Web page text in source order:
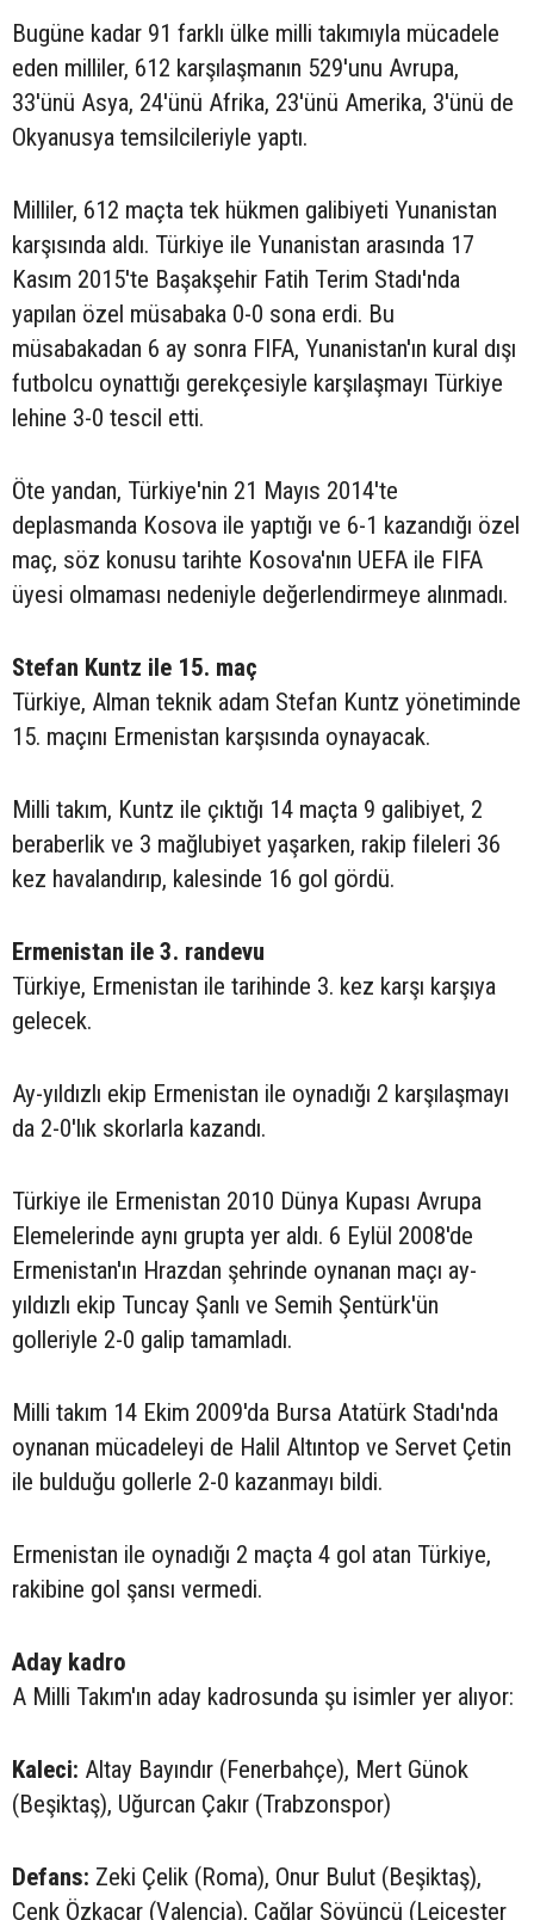
Bugüne kadar 91 farklı ülke milli takımıyla mücadele
eden milliler, 612 karşılaşmanın 529'unu Avrupa,
33'ünü Asya, 24'ünü Afrika, 23'ünü Amerika, 3'ünü de
Okyanusya temsilcileriyle yaptı.
Milliler, 612 maçta tek hükmen galibiyeti Yunanistan
karşısında aldı. Türkiye ile Yunanistan arasında 17
Kasım 2015'te Başakşehir Fatih Terim Stadı'nda
yapılan özel müsabaka 0-0 sona erdi. Bu
müsabakadan 6 ay sonra FIFA, Yunanistan'ın kural dışı
futbolcu oynattığı gerekçesiyle karşılaşmayı Türkiye
lehine 3-0 tescil etti.
Öte yandan, Türkiye'nin 21 Mayıs 2014'te
deplasmanda Kosova ile yaptığı ve 6-1 kazandığı özel
maç, söz konusu tarihte Kosova'nın UEFA ile FIFA
üyesi olmaması nedeniyle değerlendirmeye alınmadı.
Stefan Kuntz ile 15. maç
Türkiye, Alman teknik adam Stefan Kuntz yönetiminde
15. maçını Ermenistan karşısında oynayacak.
Milli takım, Kuntz ile çıktığı 14 maçta 9 galibiyet, 2
beraberlik ve 3 mağlubiyet yaşarken, rakip fileleri 36
kez havalandırıp, kalesinde 16 gol gördü.
Ermenistan ile 3. randevu
Türkiye, Ermenistan ile tarihinde 3. kez karşı karşıya
gelecek.
Ay-yıldızlı ekip Ermenistan ile oynadığı 2 karşılaşmayı
da 2-0'lık skorlarla kazandı.
Türkiye ile Ermenistan 2010 Dünya Kupası Avrupa
Elemelerinde aynı grupta yer aldı. 6 Eylül 2008'de
Ermenistan'ın Hrazdan şehrinde oynanan maçı ay-
yıldızlı ekip Tuncay Şanlı ve Semih Şentürk'ün
golleriyle 2-0 galip tamamladı.
Milli takım 14 Ekim 2009'da Bursa Atatürk Stadı'nda
oynanan mücadeleyi de Halil Altıntop ve Servet Çetin
ile bulduğu gollerle 2-0 kazanmayı bildi.
Ermenistan ile oynadığı 2 maçta 4 gol atan Türkiye,
rakibine gol şansı vermedi.
Aday kadro
A Milli Takım'ın aday kadrosunda şu isimler yer alıyor:
Kaleci: Altay Bayındır (Fenerbahçe), Mert Günok
(Beşiktaş), Uğurcan Çakır (Trabzonspor)
Defans: Zeki Çelik (Roma), Onur Bulut (Beşiktaş),
Cenk Özkacar (Valencia), Çağlar Söyüncü (Leicester